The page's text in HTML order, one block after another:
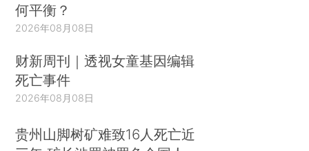
何平衡？
2026年08月08日
财新周刊｜透视女童基因编辑
死亡事件
2026年08月08日
贵州山脚树矿难致16人死亡近